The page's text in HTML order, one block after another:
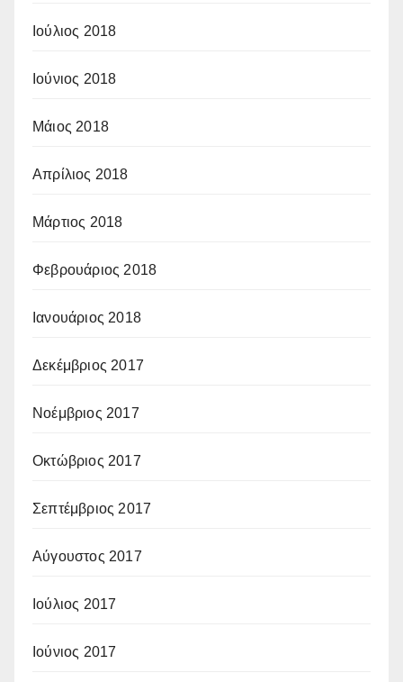
Ιούλιος 2018
Ιούνιος 2018
Μάιος 2018
Απρίλιος 2018
Μάρτιος 2018
Φεβρουάριος 2018
Ιανουάριος 2018
Δεκέμβριος 2017
Νοέμβριος 2017
Οκτώβριος 2017
Σεπτέμβριος 2017
Αύγουστος 2017
Ιούλιος 2017
Ιούνιος 2017